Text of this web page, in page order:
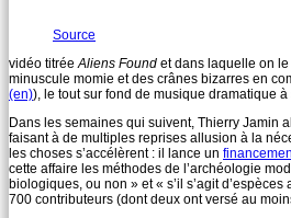
Source
vidéo titrée Aliens Found et dans laquelle on
minuscule momie et des crânes bizarres en
(en)), le tout sur fond de musique dramatique à
Dans les semaines qui suivent, Thierry Jamin
faisant à de multiples reprises allusion à la
les choses s’accélèrent : il lance un
cette affaire les méthodes de l’archéologie
biologiques, ou non » et « s’il s’agit
700 contributeurs (dont deux ont versé au